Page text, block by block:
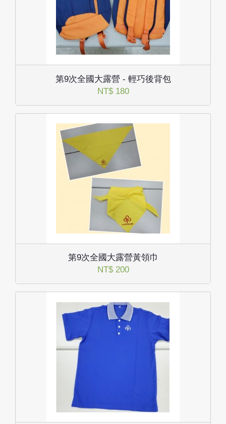
第9次全國大露營 - 輕巧後背包
NT$ 180
第9次全國大露營黃領巾
NT$ 200